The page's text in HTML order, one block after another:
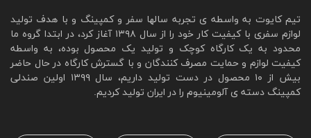
تیم کایوت به واسطه ی تجربه سالها سفر و کمپینگ و با هدف تولید
لوازم سفری با کیفیت کار خود را از سال ۱۳۹۸ آغاز کرد، در ابتدا گروه ما
محدود به یک کارگاه کوچک و تولید یک محصول بوده، به واسطه
کیفیت لوازم و حمایت مصرف کنندگان و با گسترش کارگاه در حال حاضر
بیش از ۱۰ محصول در دست تولید داریم، سال ۱۳۹۹ اولین صندلی
کمپینگ دسته ی آلومینیوم را در ایران تولید کردیم.